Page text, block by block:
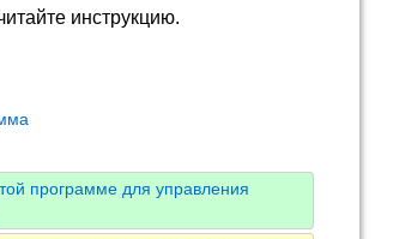
инструкцию.
программе для управления